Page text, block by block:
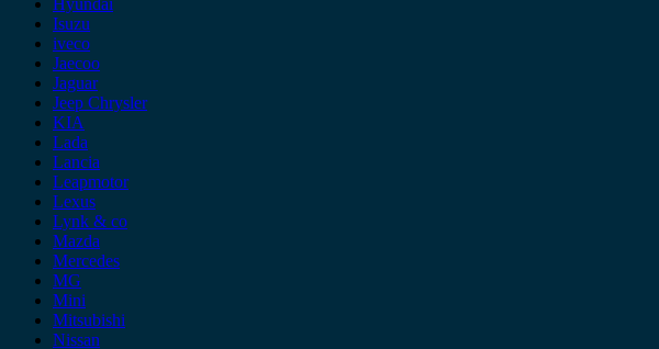
Isuzu
iveco
Jaecoo
Jaguar
Jeep Chrysler
KIA
Lada
Lancia
Leapmotor
Lexus
Lynk & co
Mazda
Mercedes
MG
Mini
Mitsubishi
Nissan